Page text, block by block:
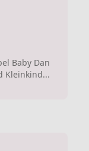
Baby Dan
Kleinkind...